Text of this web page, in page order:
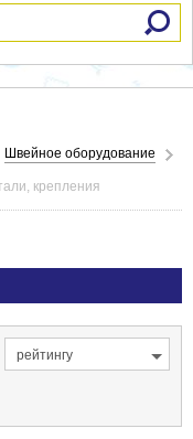
Швейное оборудование
крепления
рейтингу